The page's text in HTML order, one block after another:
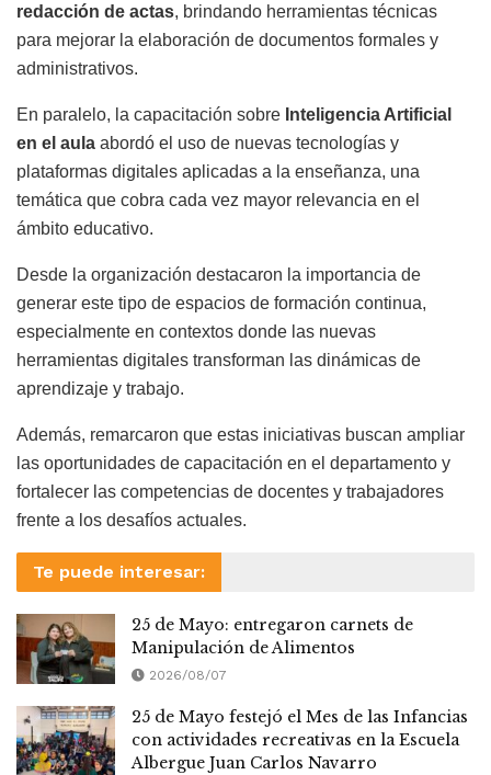
redacción de actas, brindando herramientas técnicas
para mejorar la elaboración de documentos formales y
administrativos.
En paralelo, la capacitación sobre Inteligencia Artificial
en el aula abordó el uso de nuevas tecnologías y
plataformas digitales aplicadas a la enseñanza, una
temática que cobra cada vez mayor relevancia en el
ámbito educativo.
Desde la organización destacaron la importancia de
generar este tipo de espacios de formación continua,
especialmente en contextos donde las nuevas
herramientas digitales transforman las dinámicas de
aprendizaje y trabajo.
Además, remarcaron que estas iniciativas buscan ampliar
las oportunidades de capacitación en el departamento y
fortalecer las competencias de docentes y trabajadores
frente a los desafíos actuales.
Te puede interesar:
25 de Mayo: entregaron carnets de
Manipulación de Alimentos
2026/08/07
25 de Mayo festejó el Mes de las Infancias
con actividades recreativas en la Escuela
Albergue Juan Carlos Navarro